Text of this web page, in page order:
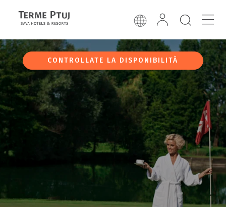
CONTROLLATE LA DISPONIBILITÀ